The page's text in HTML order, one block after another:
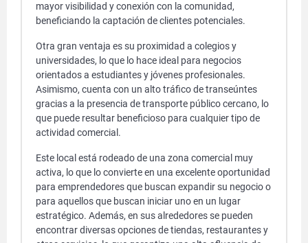
mayor visibilidad y conexión con la comunidad,
beneficiando la captación de clientes potenciales.
Otra gran ventaja es su proximidad a colegios y
universidades, lo que lo hace ideal para negocios
orientados a estudiantes y jóvenes profesionales.
Asimismo, cuenta con un alto tráfico de transeúntes
gracias a la presencia de transporte público cercano, lo
que puede resultar beneficioso para cualquier tipo de
actividad comercial.
Este local está rodeado de una zona comercial muy
activa, lo que lo convierte en una excelente oportunidad
para emprendedores que buscan expandir su negocio o
para aquellos que buscan iniciar uno en un lugar
estratégico. Además, en sus alrededores se pueden
encontrar diversas opciones de tiendas, restaurantes y